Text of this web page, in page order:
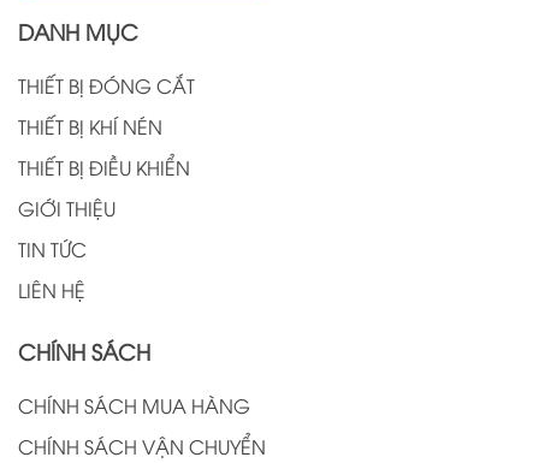
DANH MỤC
THIẾT BỊ ĐÓNG CẮT
THIẾT BỊ KHÍ NÉN
THIẾT BỊ ĐIỀU KHIỂN
GIỚI THIỆU
TIN TỨC
LIÊN HỆ
CHÍNH SÁCH
CHÍNH SÁCH MUA HÀNG
CHÍNH SÁCH VẬN CHUYỂN